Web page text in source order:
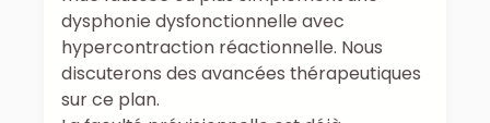
dysphonie dysfonctionnelle avec
hypercontraction réactionnelle. Nous
discuterons des avancées thérapeutiques
sur ce plan.